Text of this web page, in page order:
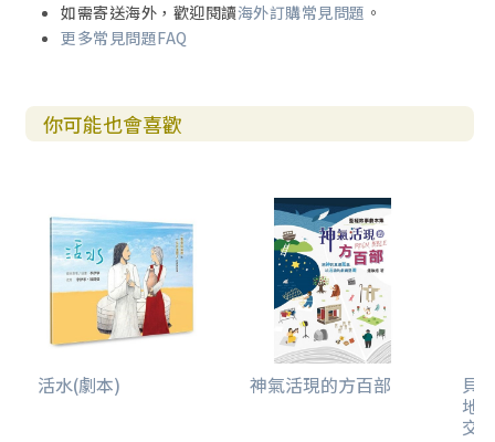
如需寄送海外，歡迎閱讀海外訂購常見問題 。
更多常見問題FAQ
你可能也會喜歡
活水(劇本) 神氣活現的方百部 貝
地
交